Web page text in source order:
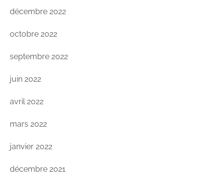
décembre 2022
octobre 2022
septembre 2022
juin 2022
avril 2022
mars 2022
janvier 2022
décembre 2021